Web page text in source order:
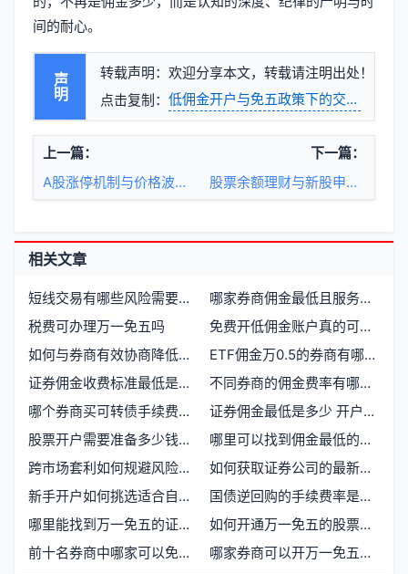
间的耐心。
声明
转载声明：欢迎分享本文，转载请注明出处！
点击复制： 低佣金开户与免五政策下的交易成本优
上一篇：
A股涨停机制与价格波动边界
下一篇：
股票余额理财与新股申购的联动影响
相关文章
短线交易有哪些风险需要注意
哪家券商佣金最低且服务稳定
税费可办理万一免五吗
免费开低佣金账户真的可行吗？哪些券商支持
如何与券商有效协商降低交易佣金
ETF佣金万0.5的券商有哪些，哪家更值得信赖
证券佣金收费标准最低是多少
不同券商的佣金费率有哪些差异
哪个券商买可转债手续费最低？如何选择合适的交易平台
证券佣金最低是多少 开户选哪家券商更划算
股票开户需要准备多少钱才能开始交易
哪里可以找到佣金最低的证券开户渠道
跨市场套利如何规避风险与提升收益
如何获取证券公司的最新优惠活动信息
新手开户如何挑选适合自己的券商
国债逆回购的手续费率是多少
哪里能找到万一免五的证券券商
如何开通万一免五的股票交易账户
前十名券商中哪家可以免五，如何办理开户
哪家券商可以开万一免五开户选择指南